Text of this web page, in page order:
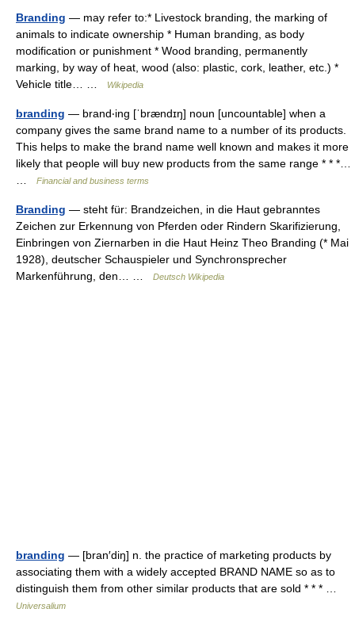
Branding — may refer to:* Livestock branding, the marking of
animals to indicate ownership * Human branding, as body
modification or punishment * Wood branding, permanently
marking, by way of heat, wood (also: plastic, cork, leather, etc.) *
Vehicle title… …
Wikipedia
branding — brand‧ing [ˈbrændɪŋ] noun [uncountable] when a
company gives the same brand name to a number of its products.
This helps to make the brand name well known and makes it more
likely that people will buy new products from the same range * * *…
Financial and business terms
Branding — steht für: Brandzeichen, in die Haut gebranntes
Zeichen zur Erkennung von Pferden oder Rindern Skarifizierung,
Einbringen von Ziernarben in die Haut Heinz Theo Branding (* Mai
1928), deutscher Schauspieler und Synchronsprecher
Markenführung, den… …
Deutsch Wikipedia
branding — [bran′diŋ] n. the practice of marketing products by
associating them with a widely accepted BRAND NAME so as to
distinguish them from other similar products that are sold * * * …
Universalium